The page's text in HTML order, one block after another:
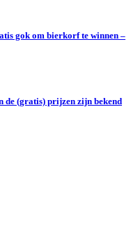
gok om bierkorf te winnen –
de (gratis) prijzen zijn bekend